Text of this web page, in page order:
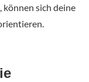
können sich deine